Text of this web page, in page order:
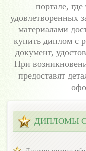
портале,
удовлетворенных
материалами
купить диплом с
документ,
При
предоставят
ДИПЛОМЫ